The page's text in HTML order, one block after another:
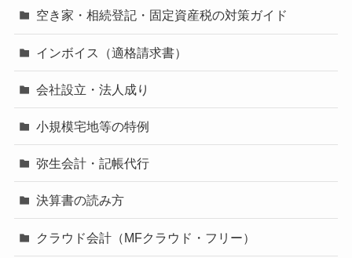
空き家・相続登記・固定資産税の対策ガイド
インボイス（適格請求書）
会社設立・法人成り
小規模宅地等の特例
弥生会計・記帳代行
決算書の読み方
クラウド会計（MFクラウド・フリー）